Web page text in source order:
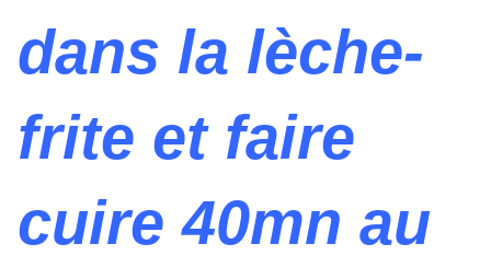
dans la lèche-
frite et faire
cuire 40mn au